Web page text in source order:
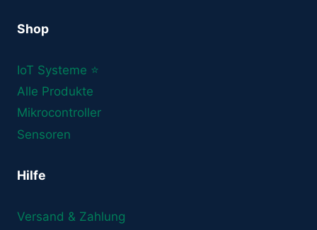
Shop
IoT Systeme ⭐
Alle Produkte
Mikrocontroller
Sensoren
Hilfe
Versand & Zahlung